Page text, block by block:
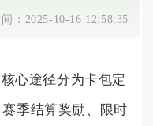
： 2025-10-16 12:58:35
心途径分为卡包定
季结算奖励、限时